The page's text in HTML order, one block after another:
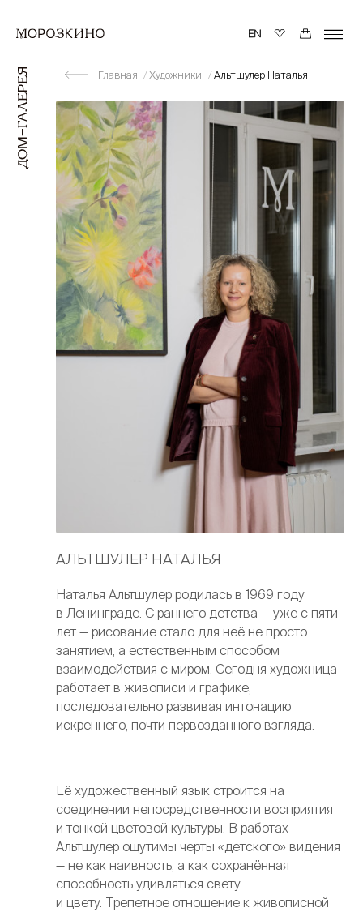
Главная Художники Альтшулер Наталья
АЛЬТШУЛЕР НАТАЛЬЯ
Наталья Альтшулер родилась в 1969 году
в Ленинграде. С раннего детства — уже с пяти
лет — рисование стало для неё не просто
занятием, а естественным способом
взаимодействия с миром. Сегодня художница
работает в живописи и графике,
последовательно развивая интонацию
искреннего, почти первозданного взгляда.
Её художественный язык строится на
соединении непосредственности восприятия
и тонкой цветовой культуры. В работах
Альтшулер ощутимы черты «детского» видения
— не как наивность, а как сохранённая
способность удивляться свету
и цвету. Трепетное отношение к живописной